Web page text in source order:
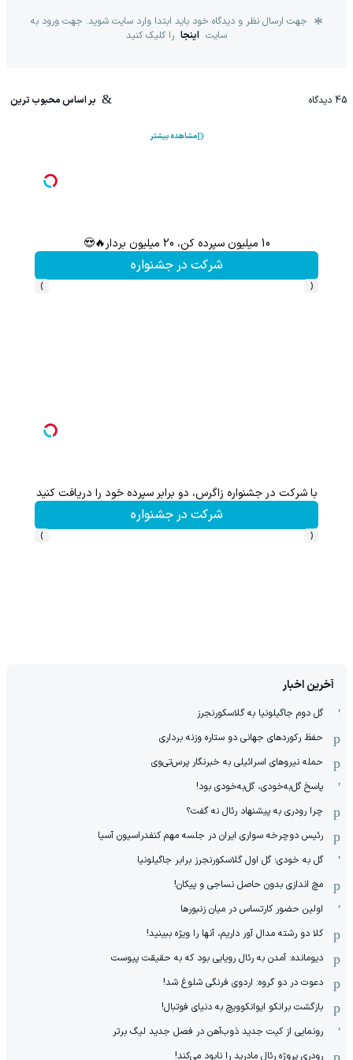
جهت ارسال نظر و دیدگاه خود باید ابتدا وارد سایت شوید. جهت ورود به
سایت اینجا را کلیک کنید
45 دیدگاه بر اساس محبوب ترین
مشاهده بیشتر
10 میلیون سپرده کن، 20 میلیون بردار🔥😍
شرکت در جشنواره
‹
›
با شرکت در جشنواره زاگرس، دو برابر سپرده خود را دریافت کنید
شرکت در جشنواره
‹
›
آخرین اخبار
گل دوم جاگیلونیا به گلاسکورنجرز
حفظ رکوردهای جهانی دو ستاره وزنه برداری
حمله نیروهای اسرائیلی به خبرنگار پرس‌تی‌وی
پاسخ گل‌به‌خودی، گل‌به‌خودی بود!
چرا رودری به پیشنهاد رئال نه گفت؟
رئیس دوچرخه سواری ایران در جلسه مهم کنفدراسیون آسیا
گل به خودی؛ گل اول گلاسکورنجرز برابر جاگیلونیا
مچ اندازی بدون حاصل نساجی و پیکان!
اولین حضور کارتساس در میان زنبورها
کلا دو‌ رشته مدال آور داریم، آنها را ویژه ببینید!
دیومانده: آمدن به رئال رویایی بود که به حقیقت پیوست
دعوت در دو گروه: اردوی فرنگی شلوغ شد!
بازگشت برانکو ایوانکوویچ به دنیای فوتبال!
رونمایی از کیت جدید ذوب‌آهن در فصل جدید لیگ برتر
رودری پروژه رئال مادرید را نابود می‌کند!